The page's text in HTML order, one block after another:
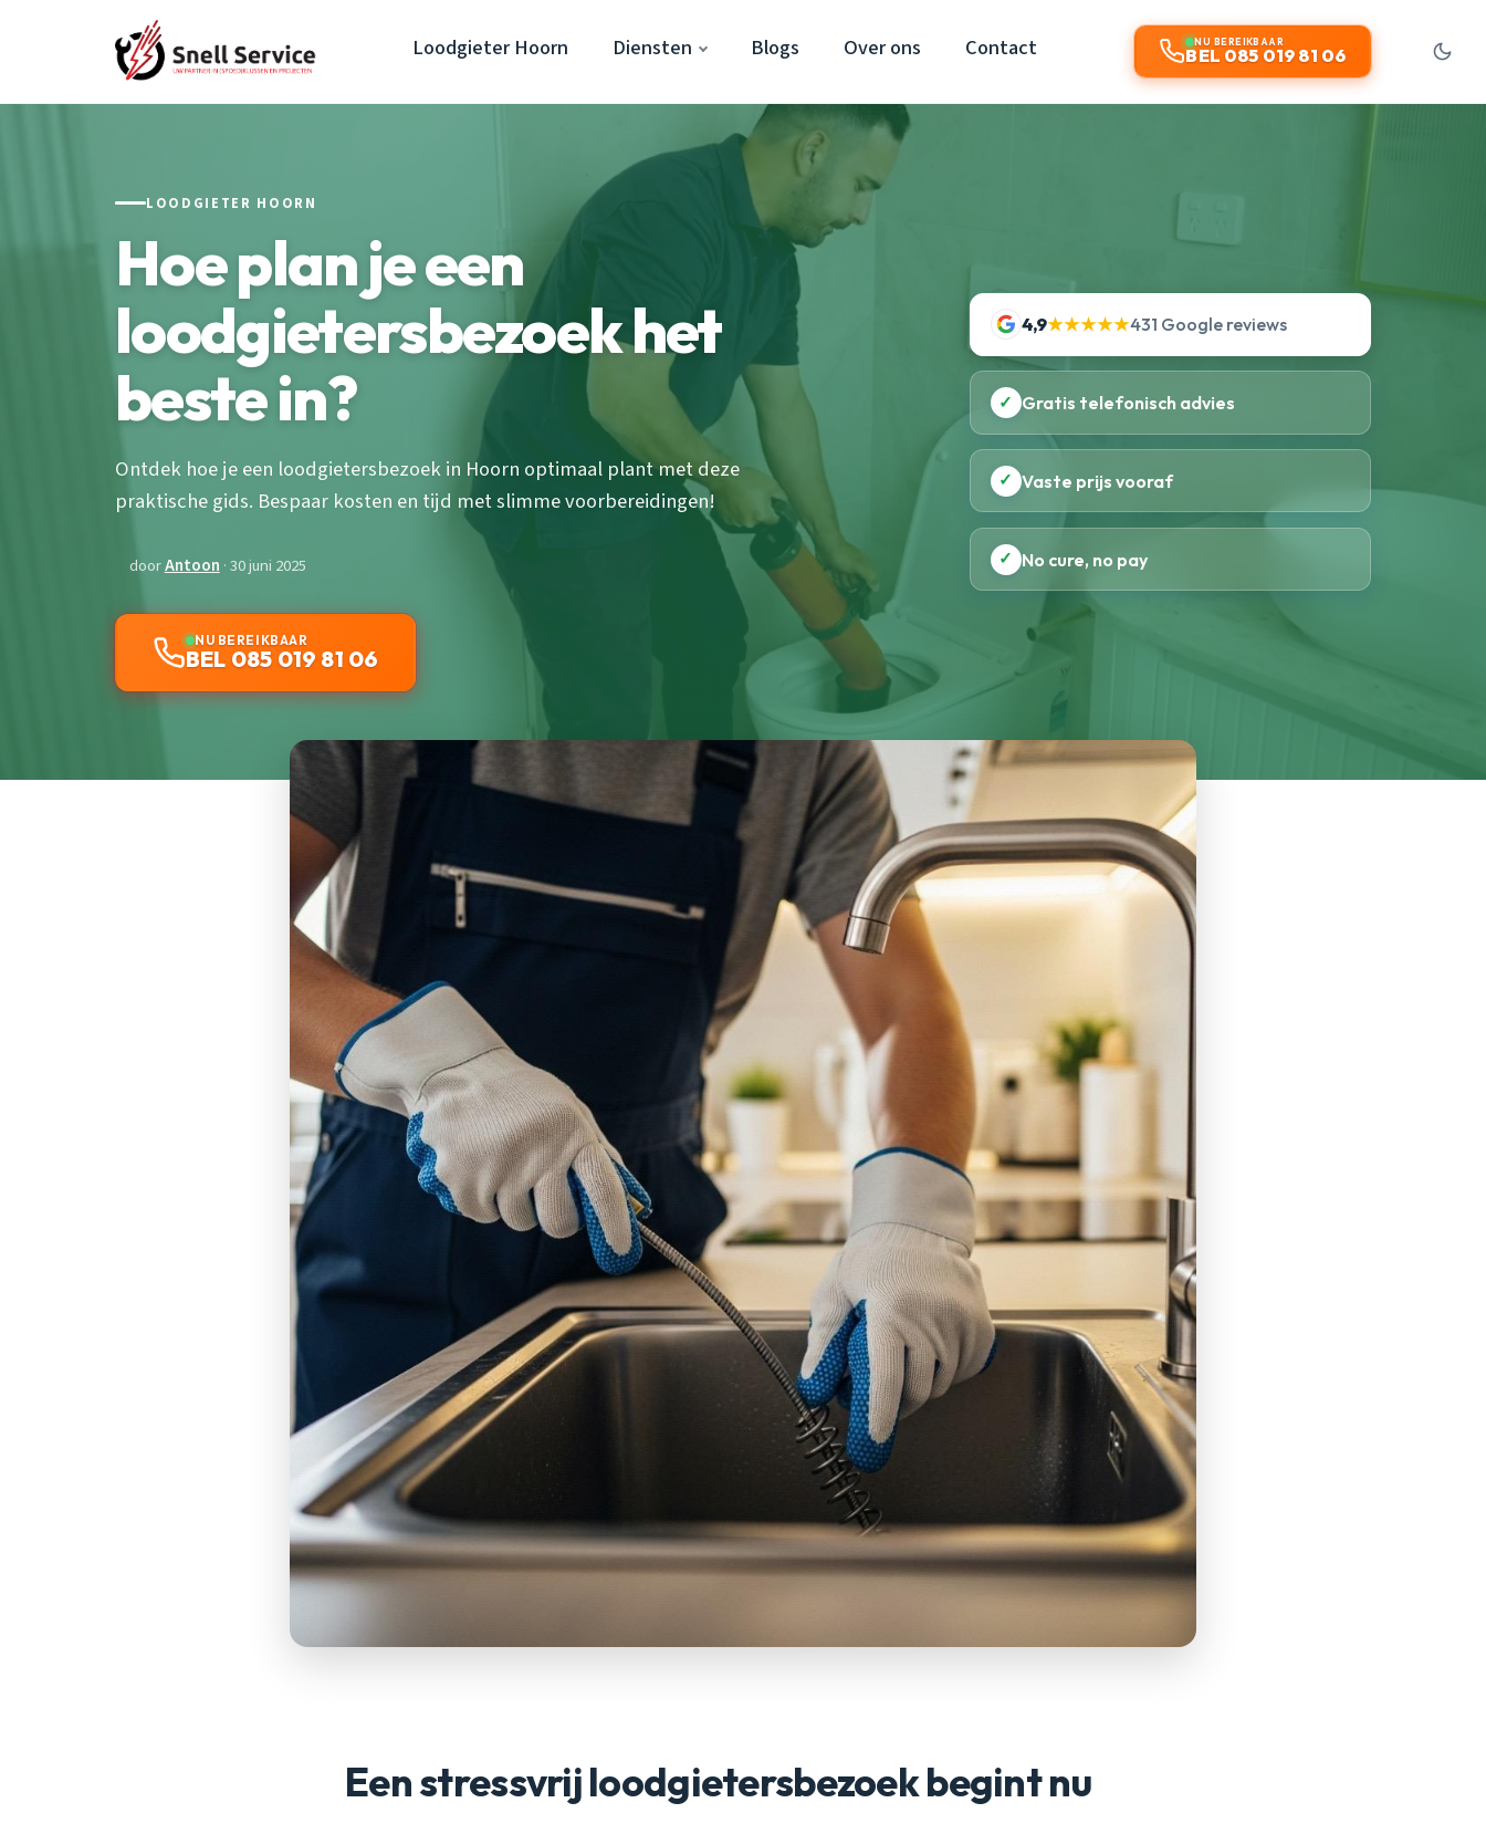
Loodgieter Hoorn Diensten Blogs Over ons Contact NU BEREIKBAAR
BEL 085 019 81 06
LOODGIETER HOORN
Hoe plan je een
loodgietersbezoek het
beste in?
Ontdek hoe je een loodgietersbezoek in Hoorn optimaal plant met deze
praktische gids. Bespaar kosten en tijd met slimme voorbereidingen!
doorAntoon · 30 juni 2025
NU BEREIKBAAR
BEL 085 019 81 06
4,9★★★★★431 Google reviews
✓ Gratis telefonisch advies
✓ Vaste prijs vooraf
✓ No cure, no pay
Een stressvrij loodgietersbezoek begint nu